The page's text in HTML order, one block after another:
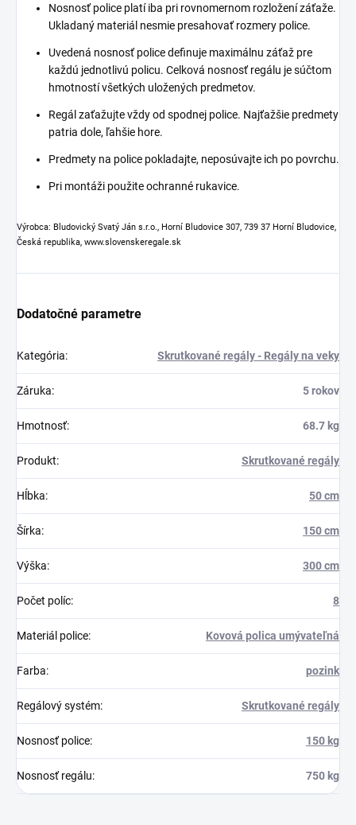
Nosnosť police platí iba pri rovnomernom rozložení záťaže.
Ukladaný materiál nesmie presahovať rozmery police.
Uvedená nosnosť police definuje maximálnu záťaž pre
každú jednotlivú policu. Celková nosnosť regálu je súčtom
hmotností všetkých uložených predmetov.
Regál zaťažujte vždy od spodnej police. Najťažšie predmety
patria dole, ľahšie hore.
Predmety na police pokladajte, neposúvajte ich po povrchu.
Pri montáži použite ochranné rukavice.
Výrobca: Bludovický Svatý Ján s.r.o., Horní Bludovice 307, 739 37 Horní Bludovice,
Česká republika, www.slovenskeregale.sk
Dodatočné parametre
Kategória: Skrutkované regály - Regály na veky
Záruka: 5 rokov
Hmotnosť: 68.7 kg
Produkt: Skrutkované regály
Hĺbka: 50 cm
Šírka: 150 cm
Výška: 300 cm
Počet políc: 8
Materiál police: Kovová polica umývateľná
Farba: pozink
Regálový systém: Skrutkované regály
Nosnosť police: 150 kg
Nosnosť regálu: 750 kg